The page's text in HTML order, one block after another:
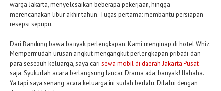
warga Jakarta, menyelesaikan beberapa pekerjaan, hingga
merencanakan libur akhir tahun. Tugas pertama: membantu persiapan
resepsi sepupu.
Dari Bandung bawa banyak perlengkapan. Kami menginap di hotel Whiz.
Mempermudah urusan angkut mengangkut perlengkapan pribadi dan
para sesepuh keluarga, saya cari sewa mobil di daerah Jakarta Pusat
saja. Syukurlah acara berlangsung lancar. Drama ada, banyak! Hahaha.
Ya tapi saya senang acara keluarga ini sudah berlalu. Dilalui dengan